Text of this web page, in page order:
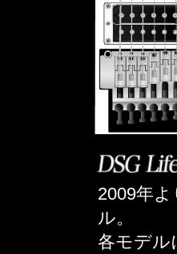
2009年
ル。
各モデル